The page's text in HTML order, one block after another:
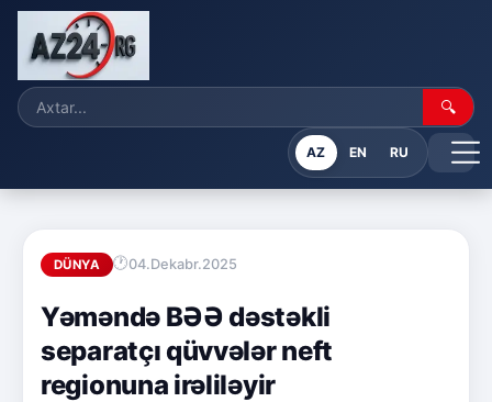
🔍
AZ EN RU
DÜNYA 04.Dekabr.2025
Yəməndə BƏƏ dəstəkli
separatçı qüvvələr neft
regionuna irəliləyir